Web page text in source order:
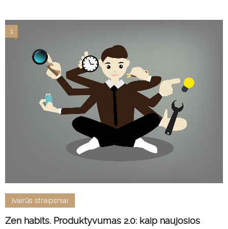
1
Įvairūs straipsniai
Zen habits. Produktyvumas 2.0: kaip naujosios